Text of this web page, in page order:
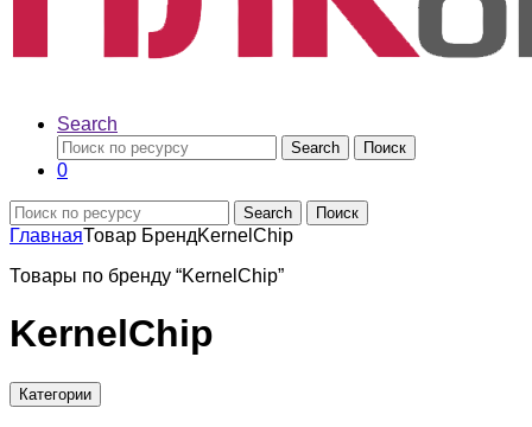
Search
Search Поиск
0
Search Поиск
ГлавнаяТовар БрендKernelChip
Товары по бренду “KernelChip”
KernelChip
Категории